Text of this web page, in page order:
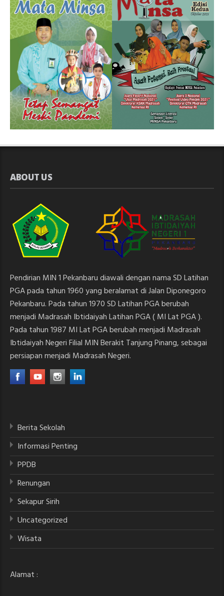
ABOUT US
Pendirian MIN 1 Pekanbaru diawali dengan nama SD Latihan
PGA pada tahun 1960 yang beralamat di Jalan Diponegoro
Pekanbaru. Pada tahun 1970 SD Latihan PGA berubah
menjadi Madrasah Ibtidaiyah Latihan PGA ( MI Lat PGA ).
Pada tahun 1987 MI Lat PGA berubah menjadi Madrasah
Ibtidaiyah Negeri Filial MIN Berakit Tanjung Pinang, sebagai
persiapan menjadi Madrasah Negeri.
Berita Sekolah
Informasi Penting
PPDB
Renungan
Sekapur Sirih
Uncategorized
Wisata
Alamat :